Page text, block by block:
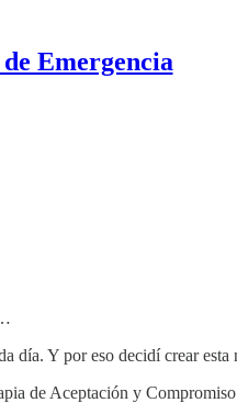
Emergencia
día. Y por eso decidí crear esta
de Aceptación y